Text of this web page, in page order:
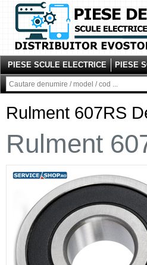
PIESE SCULE ELECTRICE PIESE
Rulment 607RS
Rulment